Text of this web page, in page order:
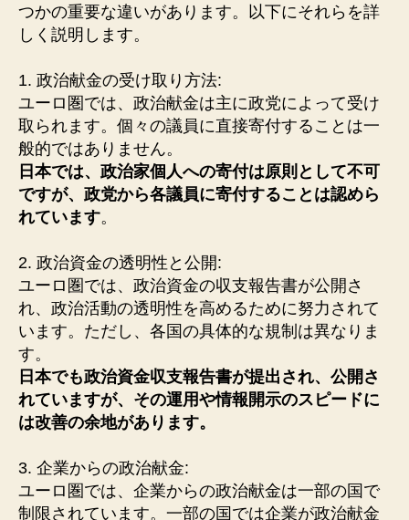
つかの重要な違いがあります。以下にそれらを詳
しく説明します。
1. 政治献金の受け取り方法:
ユーロ圏では、政治献金は主に政党によって受け
取られます。個々の議員に直接寄付することは一
般的ではありません。
日本では、政治家個人への寄付は原則として不可
ですが、政党から各議員に寄付することは認めら
れています。
2. 政治資金の透明性と公開:
ユーロ圏では、政治資金の収支報告書が公開さ
れ、政治活動の透明性を高めるために努力されて
います。ただし、各国の具体的な規制は異なりま
す。
日本でも政治資金収支報告書が提出され、公開さ
れていますが、その運用や情報開示のスピードに
は改善の余地があります。
3. 企業からの政治献金:
ユーロ圏では、企業からの政治献金は一部の国で
制限されています。一部の国では企業が政治献金